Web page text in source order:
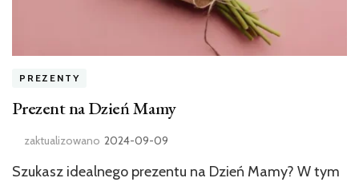
PREZENTY
Prezent na Dzień Mamy
zaktualizowano 2024-09-09
Szukasz idealnego prezentu na Dzień Mamy? W tym